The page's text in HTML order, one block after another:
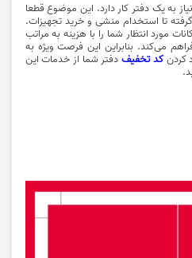
به یک دفتر کار دارد. این موضوع قطعا
تا استخدام منشی و خرید تجهیزات.
مورد انتظار شما را با هزینه به مراتب
می‌کند. بنابراین این فرصت ویژه به
کردن کد تخفیفدفتر شما از خدمات این